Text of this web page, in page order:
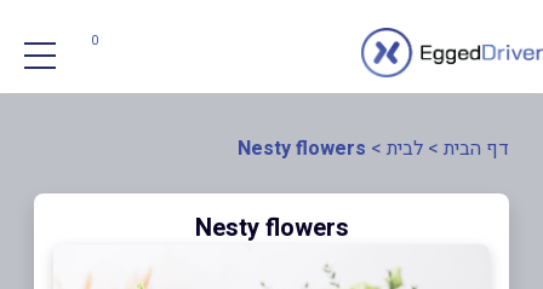
0
דף הבית > לבית >
Nesty flowers
Nesty flowers